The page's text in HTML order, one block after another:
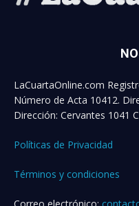
LaCuartaOnline.com
Número de Acta 10412.
Dirección: Cervantes 1041
Políticas de Privacidad
Términos y condiciones
Correo electrónico: